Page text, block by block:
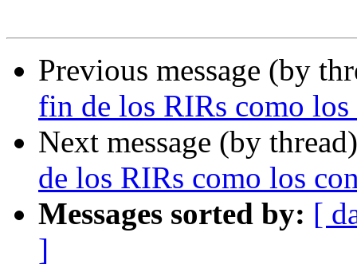
Previous message (by
fin de los RIRs como los
Next message (by
de los RIRs como los
Messages sorted by: [
]